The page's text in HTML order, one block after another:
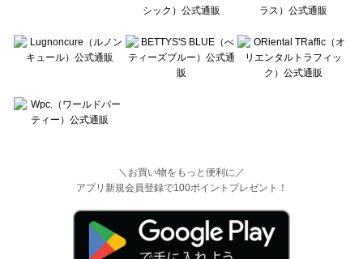
＼お買い物をもっと便利に／
アプリ新規会員登録で100ポイントプレゼント！